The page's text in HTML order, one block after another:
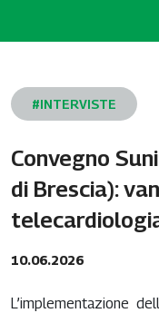
#INTERVISTE
Convegno
di Brescia):
10.06.2026
L’implementazione